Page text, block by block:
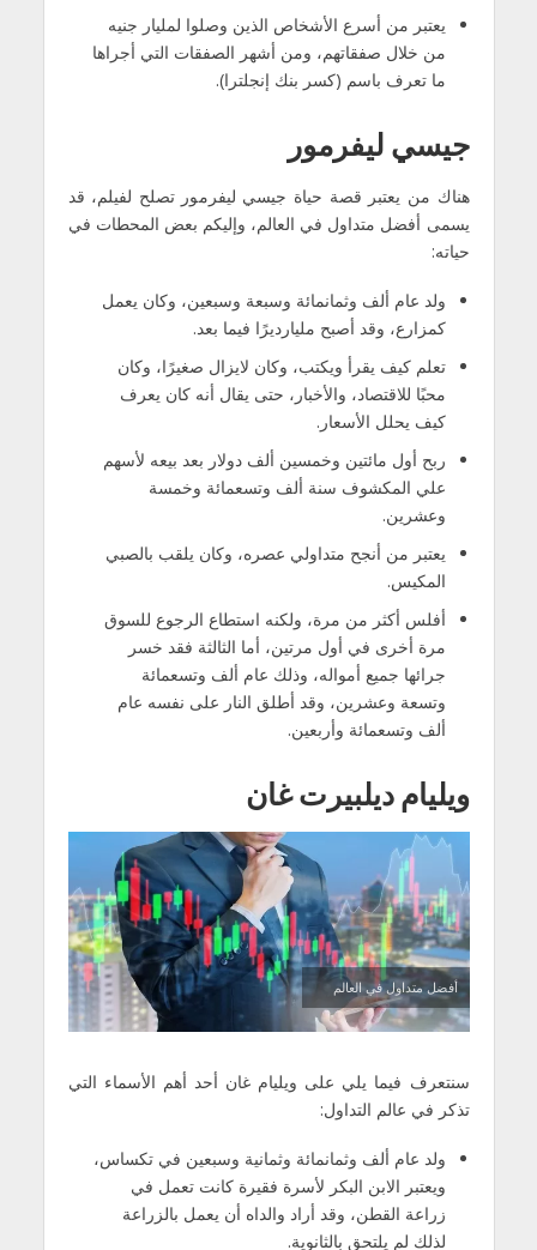
يعتبر من أسرع الأشخاص الذين وصلوا لمليار جنيه
من خلال صفقاتهم، ومن أشهر الصفقات التي أجراها
ما تعرف باسم (كسر بنك إنجلترا).
جيسي ليفرمور
هناك من يعتبر قصة حياة جيسي ليفرمور تصلح لفيلم، قد
يسمى أفضل متداول في العالم، وإليكم بعض المحطات في
حياته:
ولد عام ألف وثمانمائة وسبعة وسبعين، وكان يعمل
كمزارع، وقد أصبح مليارديرًا فيما بعد.
تعلم كيف يقرأ ويكتب، وكان لايزال صغيرًا، وكان
محبًا للاقتصاد، والأخبار، حتى يقال أنه كان يعرف
كيف يحلل الأسعار.
ربح أول مائتين وخمسين ألف دولار بعد بيعه لأسهم
علي المكشوف سنة ألف وتسعمائة وخمسة
وعشرين.
يعتبر من أنجح متداولي عصره، وكان يلقب بالصبي
المكيس.
أفلس أكثر من مرة، ولكنه استطاع الرجوع للسوق
مرة أخرى في أول مرتين، أما الثالثة فقد خسر
جرائها جميع أمواله، وذلك عام ألف وتسعمائة
وتسعة وعشرين، وقد أطلق النار على نفسه عام
ألف وتسعمائة وأربعين.
ويليام ديلبيرت غان
أفضل متداول في العالم
سنتعرف فيما يلي على ويليام غان أحد أهم الأسماء التي
تذكر في عالم التداول:
ولد عام ألف وثمانمائة وثمانية وسبعين في تكساس،
ويعتبر الابن البكر لأسرة فقيرة كانت تعمل في
زراعة القطن، وقد أراد والداه أن يعمل بالزراعة
لذلك لم يلتحق بالثانوية.